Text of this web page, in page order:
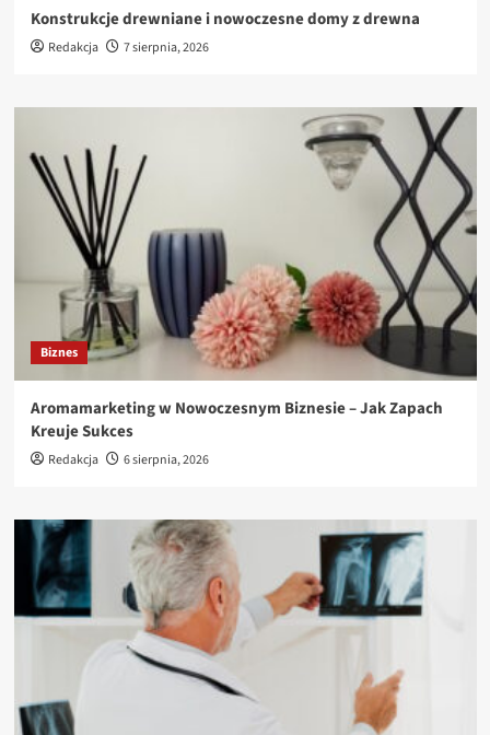
Konstrukcje drewniane i nowoczesne domy z drewna
Redakcja 7 sierpnia, 2026
Biznes
Aromamarketing w Nowoczesnym Biznesie – Jak Zapach
Kreuje Sukces
Redakcja 6 sierpnia, 2026